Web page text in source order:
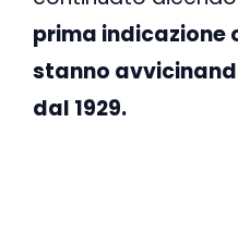
prima indicazione
stanno
dal 1929.